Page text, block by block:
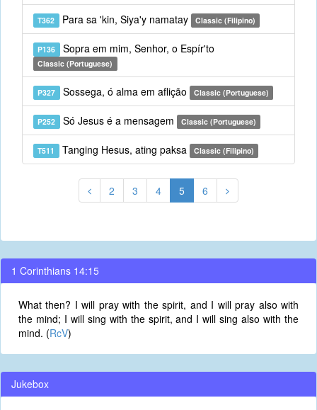
T362 Para sa 'kin, Siya'y namatay Classic (Filipino)
P136 Sopra em mim, Senhor, o Espír'to
Classic (Portuguese)
P327 Sossega, ó alma em aflição Classic (Portuguese)
P252 Só Jesus é a mensagem Classic (Portuguese)
T511 Tanging Hesus, ating paksa Classic (Filipino)
2 3 4 5 6
1 Corinthians 14:15
What then? I will pray with the spirit, and I will pray also with
the mind; I will sing with the spirit, and I will sing also with the
mind. (RcV)
Jukebox